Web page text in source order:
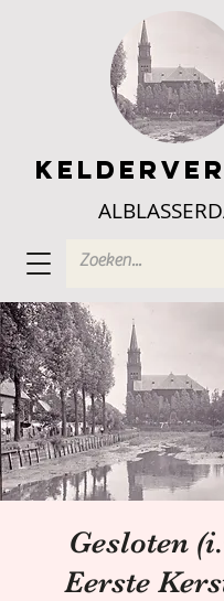
Gesloten
Eerste